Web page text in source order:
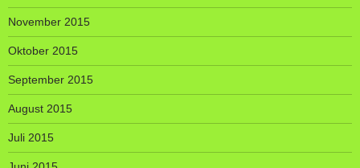
November 2015
Oktober 2015
September 2015
August 2015
Juli 2015